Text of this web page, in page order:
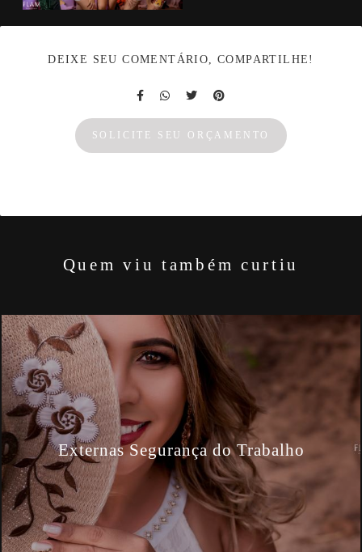
DEIXE SEU COMENTÁRIO, COMPARTILHE!
SOLICITE SEU ORÇAMENTO
Quem viu também curtiu
Externas Segurança do Trabalho